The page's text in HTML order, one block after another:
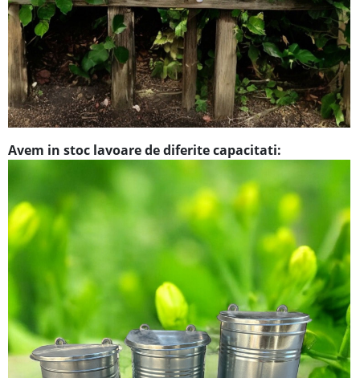
Avem in stoc lavoare de diferite capacitati: